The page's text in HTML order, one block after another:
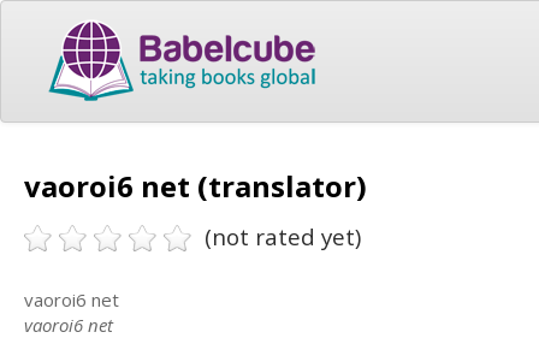
vaoroi6 net (translator)
(not rated yet)
vaoroi6 net
vaoroi6 net